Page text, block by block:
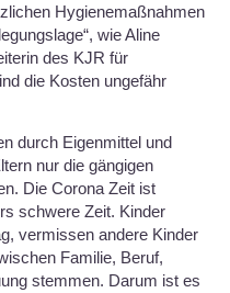
Hygienemaßnahmen
wie Aline
des KJR für
die Kosten ungefähr
durch Eigenmittel und
nur die gängigen
Die Corona Zeit ist
schwere Zeit. Kinder
vermissen andere Kinder
Familie, Beruf,
stemmen. Darum ist es